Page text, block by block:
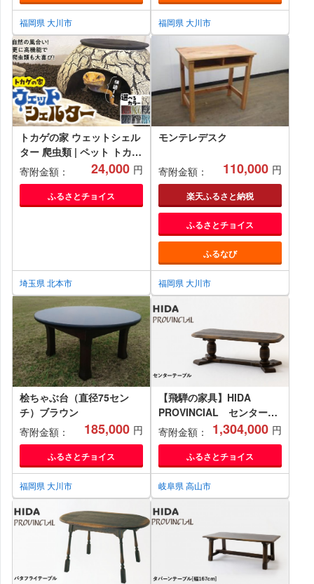
福岡県 大川市 福岡県 大川市
トカゲの家 ウェットシェル
ター 爬虫類 | ペット トカゲ
とかげ ペット用品 爬虫類用
シェルター 隠れ家 飼育用品
家 カビ抑制 観察 陶器 おし
ゃれ おうち デザイン 飼育
ギフト 作品 手づくり 陶芸
家 インテリア オブジェ 自
然 ナチュラル セキグチタカ
ヒト 埼玉県 北本市
寄附金額： 24,000 円
ふるさとチョイス
埼玉県 北本市
モンテレデスク
寄附金額： 110,000 円
楽天ふるさと納税
ふるさとチョイス
ふるなび
福岡県 大川市
桧ちゃぶ台（直径75セン
チ）ブラウン
寄附金額：
185,000 円
ふるさとチョイス
福岡県 大川市
【飛騨の家具】HIDA
PROVINCIAL センターテ
ーブル（P1321）|家具 机
テーブル ダイニング 人気
おすすめ 新生活 国産 イン
テリア アンティーク 飛騨家
具 飛騨産業 CG378
寄附金額： 1,304,000 円
ふるさとチョイス
岐阜県 高山市